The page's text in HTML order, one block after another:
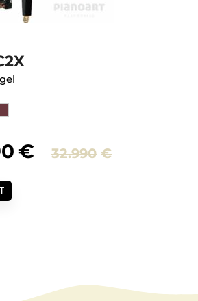
32.990 €
32.990€
€
25.990€.